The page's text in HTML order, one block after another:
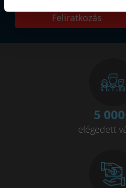
Feliratkozás
5 000
elégedett